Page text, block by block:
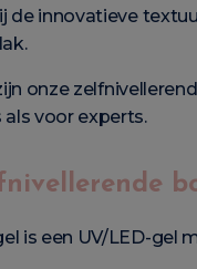
de innovatieve
onze
voor experts.
is een UV/LED-